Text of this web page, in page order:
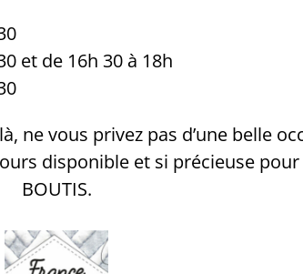
et de 16h 30 à 18h
ne vous privez pas d’une belle
disponible et si précieuse pour
BOUTIS.